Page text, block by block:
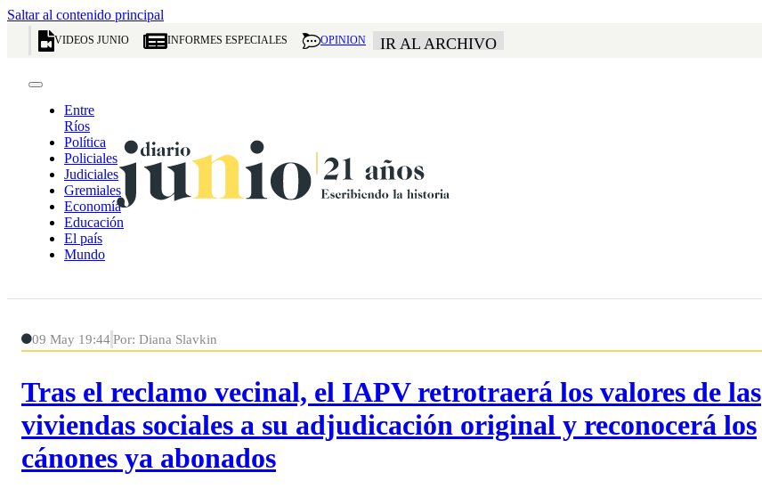
Saltar al contenido principal
VIDEOS JUNIO INFORMES ESPECIALES OPINION IR AL ARCHIVO
Entre
Ríos
Política
Policiales
Judiciales
Gremiales
Economía
Educación
El país
Mundo
09 May 19:44Por: Diana Slavkin
Tras el reclamo vecinal, el IAPV retrotraerá los valores de las
viviendas sociales a su adjudicación original y reconocerá los
cánones ya abonados